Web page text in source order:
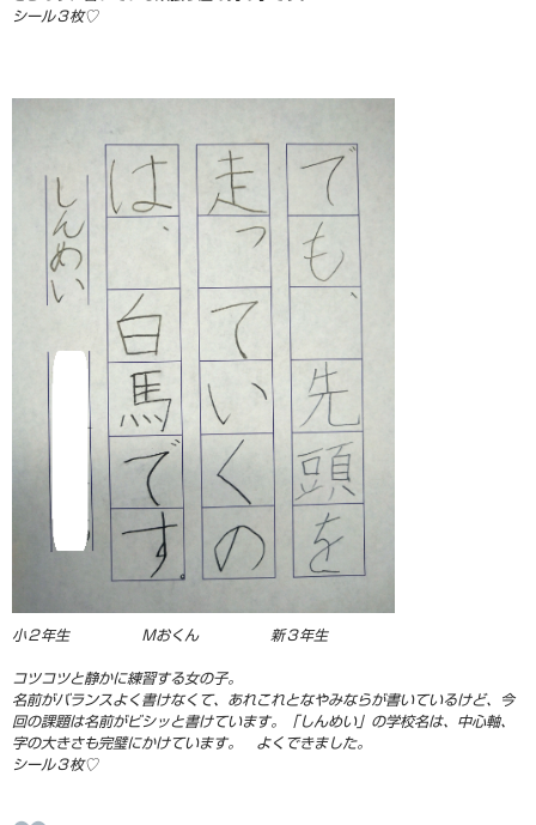
シール３枚♡
小２年生 Ｍおくん 新３年生
コツコツと静かに練習する女の子。
名前がバランスよく書けなくて、あれこれとなやみならが書いているけど、今
回の課題は名前がビシッと書けています。「しんめい」の学校名は、中心軸、
字の大きさも完璧にかけています。 よくできました。
シール３枚♡